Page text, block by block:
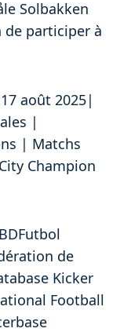
Solbakken
de participer à
août 2025|
|
| Matchs
Champion
de
Kicker
Football